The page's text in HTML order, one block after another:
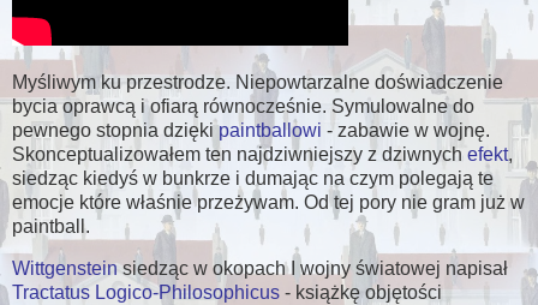
Myśliwym ku przestrodze. Niepowtarzalne doświadczenie
bycia oprawcą i ofiarą równocześnie. Symulowalne do
pewnego stopnia dziękipaintballowi - zabawie w wojnę.
Skonceptualizowałem ten najdziwniejszy z dziwnych efekt,
siedząc kiedyś w bunkrze i dumając na czym polegają te
emocje które właśnie przeżywam. Od tej pory nie gram już w
paintball.
Wittgensteinsiedząc w okopach I wojny światowej napisał
Tractatus Logico-Philosophicus - książkę objętości